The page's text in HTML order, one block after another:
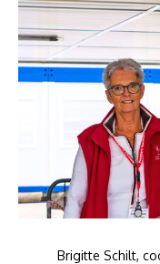
Brigitte Schilt,